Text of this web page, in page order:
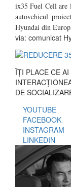
ix35 Fuel Cell are
autovehicul
Hyundai din
via: comunicat
ÎȚI PLACE CE
DE
YOUTUBE
FACEBOOK
INSTAGRAM
LINKEDIN